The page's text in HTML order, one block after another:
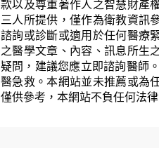
款以及尊重著作人之智慧財產
三人所提供，僅作為衛教資訊
諮詢或診斷或適用於任何醫療
之醫學文章、內容、訊息所生
疑問，建議您應立即諮詢醫師
醫急救。本網站並未推薦或為
僅供參考，本網站不負任何法律